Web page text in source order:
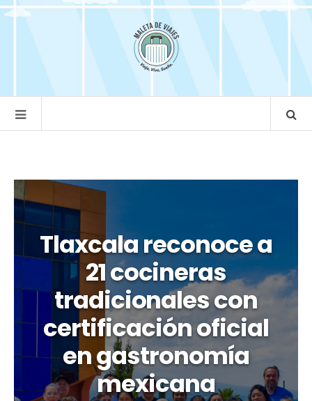
Tlaxcala reconoce a
21 cocineras
tradicionales con
certificación oficial
en gastronomía
mexicana